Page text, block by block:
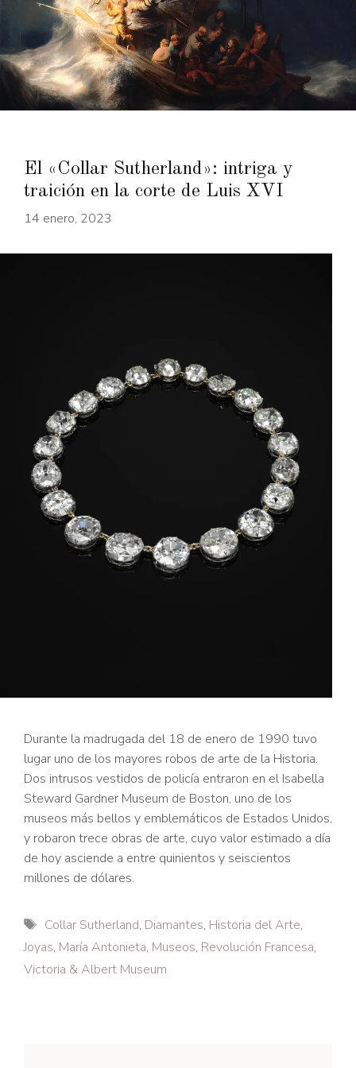
El «Collar Sutherland»: intriga y
traición en la corte de Luis XVI
14 enero, 2023
Durante la madrugada del 18 de enero de 1990 tuvo
lugar uno de los mayores robos de arte de la Historia.
Dos intrusos vestidos de policía entraron en el Isabella
Steward Gardner Museum de Boston, uno de los
museos más bellos y emblemáticos de Estados Unidos,
y robaron trece obras de arte, cuyo valor estimado a día
de hoy asciende a entre quinientos y seiscientos
millones de dólares.
Etiquetas
Collar Sutherland, Diamantes, Historia del Arte,
Joyas, María Antonieta, Museos, Revolución Francesa,
Victoria & Albert Museum